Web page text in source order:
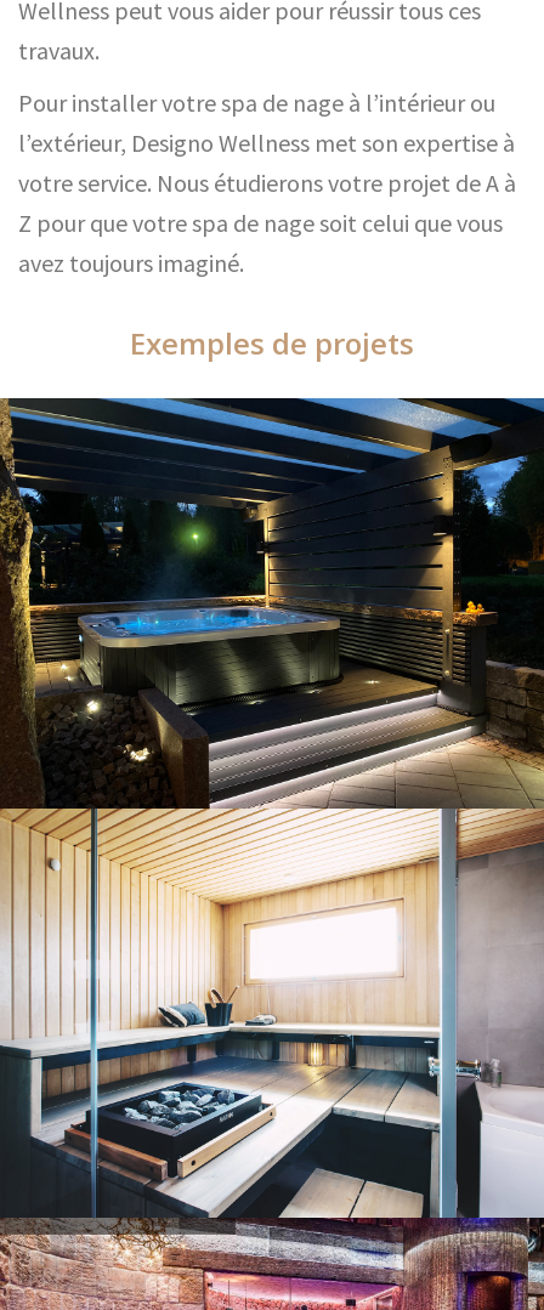
Wellness peut vous aider pour réussir tous ces
travaux.
Pour installer votre spa de nage à l’intérieur ou
l’extérieur, Designo Wellness met son expertise à
votre service. Nous étudierons votre projet de A à
Z pour que votre spa de nage soit celui que vous
avez toujours imaginé.
Exemples de projets
Exemples de projets
Exemples de projets